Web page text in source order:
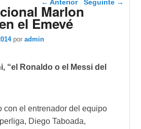
← Anterior Seguinte →
Marlon
el Emevé
poradmin
“el Ronaldo o el Messi del
con el entrenador del equipo
Diego Taboada,